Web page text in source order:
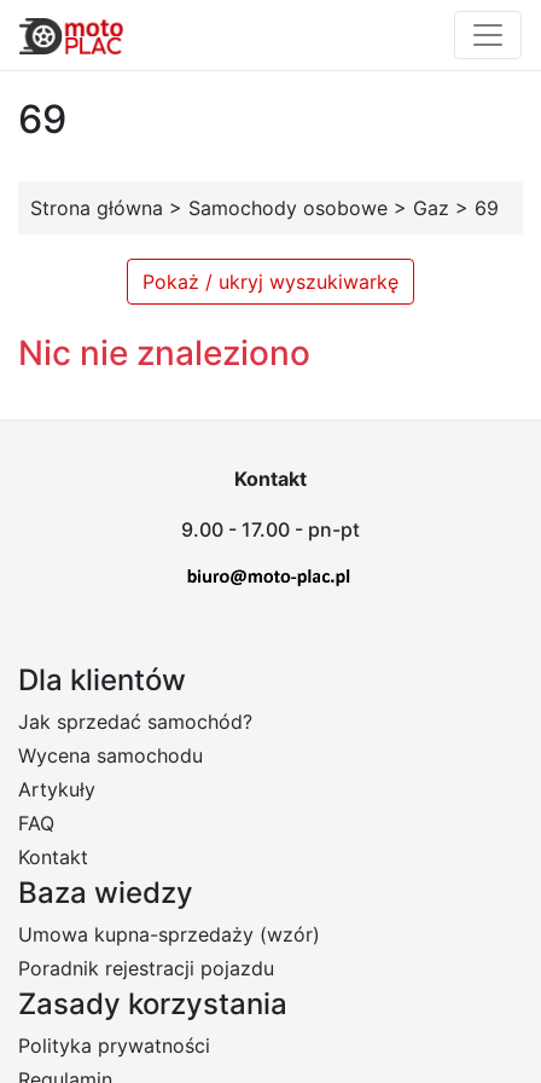
69
Strona główna > Samochody osobowe > Gaz > 69
Pokaż / ukryj wyszukiwarkę
Nic nie znaleziono
Kontakt
9.00 - 17.00 - pn-pt
Dla klientów
Jak sprzedać samochód?
Wycena samochodu
Artykuły
FAQ
Kontakt
Baza wiedzy
Umowa kupna-sprzedaży (wzór)
Poradnik rejestracji pojazdu
Zasady korzystania
Polityka prywatności